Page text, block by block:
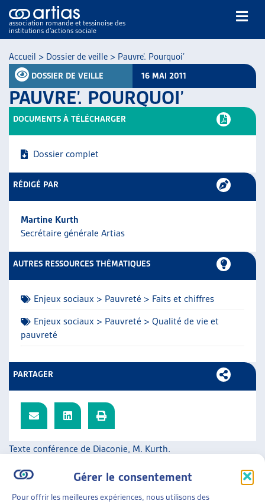
Gérer le consentement
Pour offrir les meilleures expériences, nous utilisons des
association romande et tessinoise des
institutions d’actions sociale
NOS PUBLICATIONS
ARTICLES
THÉMATIQUES
GUIDE SOCIAL ROMAND
PROJETS ET ACTIVITÉS
JOURNÉES D’AUTOMNE
Accueil > Dossier de veille > Pauvre’. Pourquoi’
DOSSIER DE VEILLE 16 MAI 2011
PAUVRE’. POURQUOI’
Texte conférence de Diaconie, M. Kurth.
DOSSIER DU MOIS
DOCUMENTS À TÉLÉCHARGER
Dossier complet
RÉDIGÉ PAR
Martine Kurth
Secrétaire générale Artias
AUTRES RESSOURCES THÉMATIQUES
Enjeux sociaux > Pauvreté > Faits et chiffres
Enjeux sociaux > Pauvreté > Qualité de vie et
pauvreté
PARTAGER